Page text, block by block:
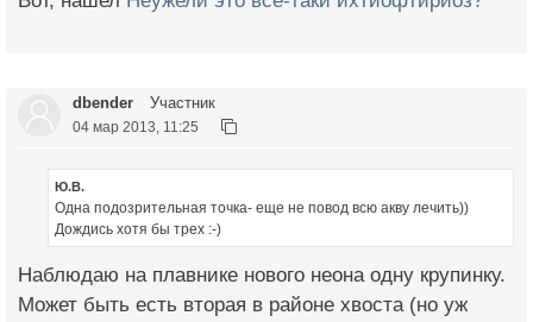
dbender Участник
04 мар 2013, 11:25
Ю.В.
Одна подозрительная точка- еще не повод всю акву лечить))
Дождись хотя бы трех :-)
Наблюдаю на плавнике нового неона одну крупинку.
Может быть есть вторая в районе хвоста (но уж